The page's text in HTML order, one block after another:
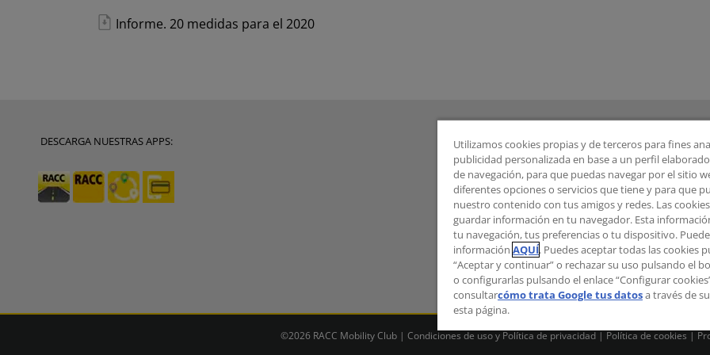
Informe. 20 medidas para el 2020
DESCARGA NUESTRAS APPS:
©2026 RACC Mobility Club | Condiciones de uso y Política de privacidad | Política de cookies |
Utilizamos cookies propias y de terceros para fines
publicidad personalizada en base a un perfil
de navegación, para que puedas navegar por el sitio
diferentes opciones o servicios que tiene y para que
nuestro contenido con tus amigos y redes. Las
guardar información en tu navegador. Esta
tu navegación, tus preferencias o tu dispositivo.
información AQUÍ. Puedes aceptar todas las cookies
“Aceptar y continuar” o rechazar su uso pulsando el
o configurarlas pulsando el enlace “Configurar
consultarcómo trata Google tus datosa través de
esta página.